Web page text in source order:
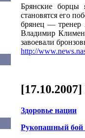
Брянские борцы
становятся его
брянец — тренер
Владимир
завоевали
http://
Здоровье нации
Рукопашный